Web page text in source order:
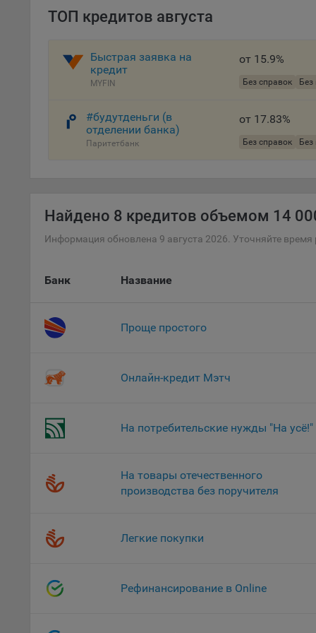
ТОП кредитов августа
Быстрая заявка на
кредит
MYFIN
от 15.9%
Без справок Без
#будутденьги (в
отделении банка)
Паритетбанк
от 17.83%
Без справок Без
Найдено 8 кредитов объемом 14
Информация обновлена 9 августа 2026. Уточняйте время
Банк Название
Проще простого
Онлайн-кредит Мэтч
На потребительские нужды "На усё!"
На товары отечественного
производства без поручителя
Легкие покупки
Рефинансирование в Online